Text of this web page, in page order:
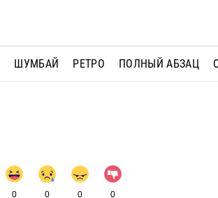
ШУМБАЙ РЕТРО ПОЛНЫЙ АБЗАЦ
0 0 0 0